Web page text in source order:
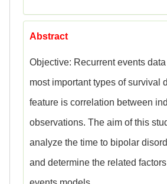
Abstract
Objective: Recurrent events
most important types of survival
feature is correlation between
observations. The aim of this
analyze the time to bipolar
and determine the related